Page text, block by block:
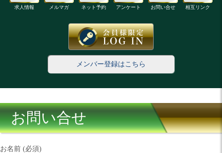
求人情報 メルマガ ネット予約 アンケート お問い合せ 相互リンク
メンバー登録はこちら
お問い合せ
お名前 (必須)